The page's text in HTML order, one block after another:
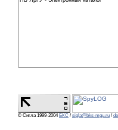
© Сигла 1999-2004 БКС / sigla@bks-mgu.ru /